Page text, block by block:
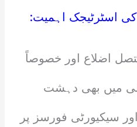
کی اسٹرٹیجک اہمیت:
اضلاع اور خصوصاً
میں بھی دہشت
سیکیورٹی فورسز پر